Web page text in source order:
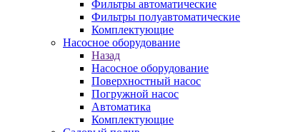
Фильтры автоматические
Фильтры полуавтоматические
Комплектующие
Насосное оборудование
Назад
Насосное оборудование
Поверхностный насос
Погружной насос
Автоматика
Комплектующие